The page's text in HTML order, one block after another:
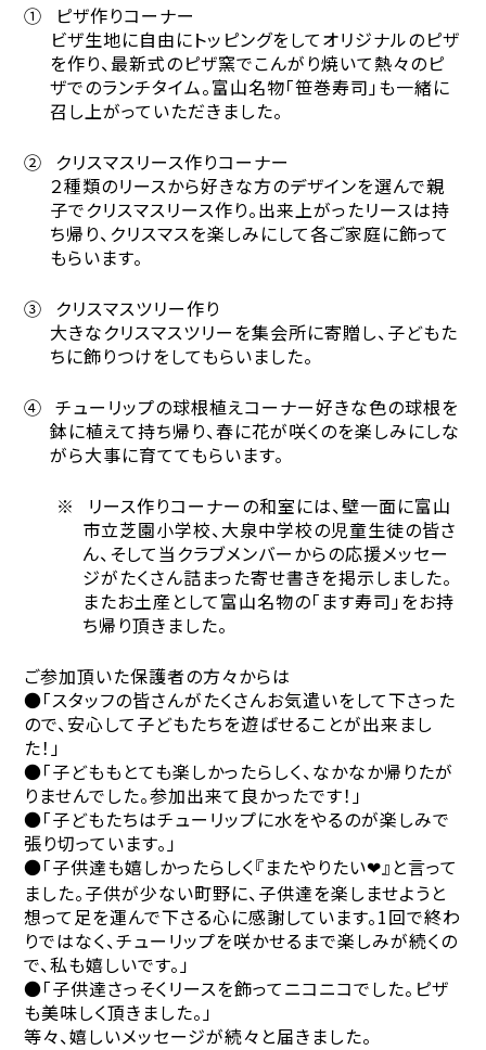
①
ピザ作りコーナー
ビザ生地に自由にトッピングをしてオリジナルのピザ
を作り、最新式のピザ窯でこんがり焼いて熱々のピ
ザでのランチタイム。富山名物「笹巻寿司」も一緒に
召し上がっていただきました。
② クリスマスリース作りコーナー
２種類のリースから好きな方のデザインを選んで親
子でクリスマスリース作り。出来上がったリースは持
ち帰り、クリスマスを楽しみにして各ご家庭に飾って
もらいます。
③ クリスマスツリー作り
大きなクリスマスツリーを集会所に寄贈し、子どもた
ちに飾りつけをしてもらいました。
④ チューリップの球根植えコーナー好きな色の球根を
鉢に植えて持ち帰り、春に花が咲くのを楽しみにしな
がら大事に育ててもらいます。
※
リース作りコーナーの和室には、壁一面に富山
市立芝園小学校、大泉中学校の児童生徒の皆さ
ん、そして当クラブメンバーからの応援メッセー
ジがたくさん詰まった寄せ書きを掲示しました。
またお土産として富山名物の「ます寿司」をお持
ち帰り頂きました。
ご参加頂いた保護者の方々からは
●「スタッフの皆さんがたくさんお気遣いをして下さった
ので、安心して子どもたちを遊ばせることが出来まし
た！」
●「子どももとても楽しかったらしく、なかなか帰りたが
りませんでした。参加出来て良かったです！」
●「子どもたちはチューリップに水をやるのが楽しみで
張り切っています。」
●「子供達も嬉しかったらしく『またやりたい❤ 』と言って
ました。子供が少ない町野に、子供達を楽しませようと
想って足を運んで下さる心に感謝しています。1回で終わ
りではなく、チューリップを咲かせるまで楽しみが続くの
で、私も嬉しいです。」
●「子供達さっそくリースを飾ってニコニコでした。ピザ
も美味しく頂きました。」
等々、嬉しいメッセージが続々と届きました。